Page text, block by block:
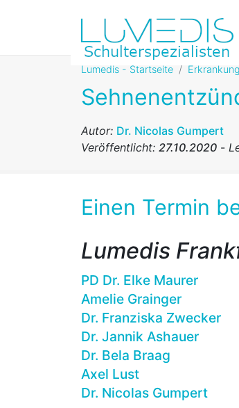
Lumedis - Startseite
Autor: Dr. Nicolas Gumpert
Veröffentlicht: 27.10.2020 -
Einen Termin
Lumedis
PD Dr. Elke Maurer
Amelie Grainger
Dr. Franziska Zwecker
Dr. Jannik Ashauer
Dr. Bela Braag
Axel Lust
Dr. Nicolas Gumpert